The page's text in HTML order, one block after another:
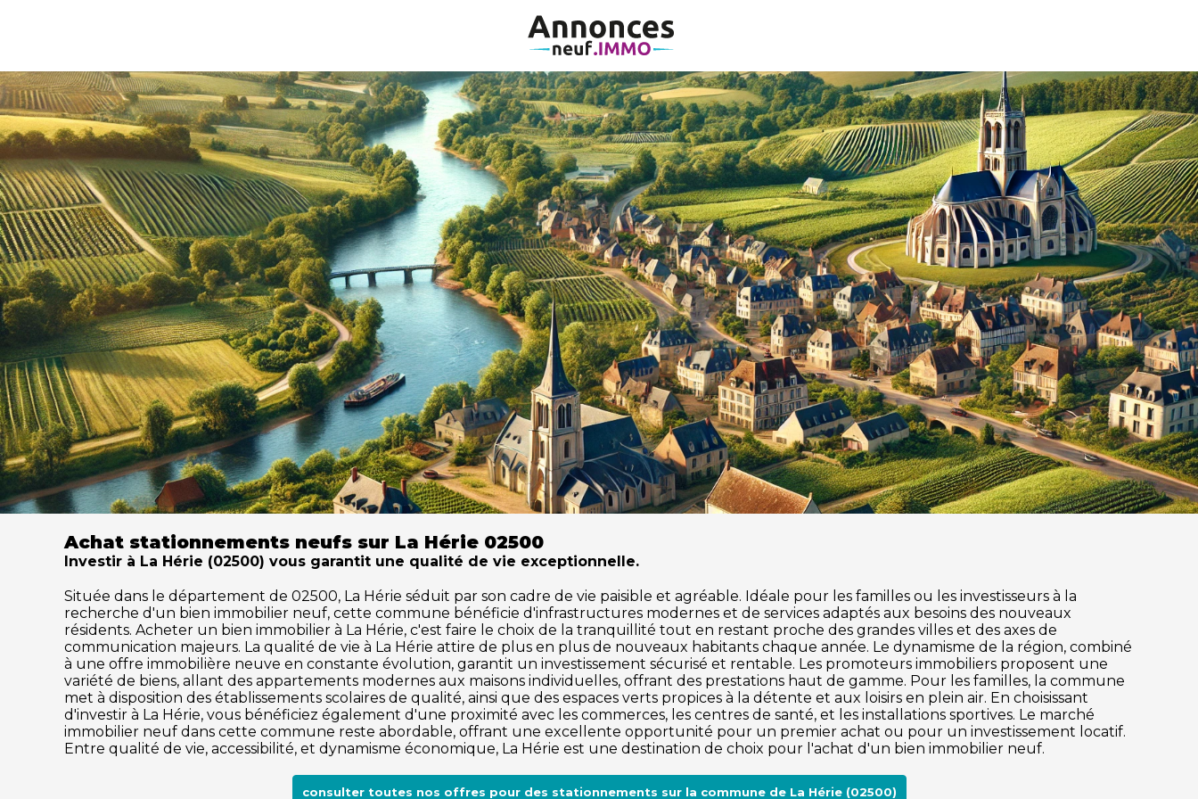
Achat stationnements neufs sur La Hérie 02500
Investir à La Hérie (02500) vous garantit une qualité de vie exceptionnelle.
Située dans le département de 02500, La Hérie séduit par son cadre de vie paisible et agréable. Idéale pour les familles ou les investisseurs à la
recherche d'un bien immobilier neuf, cette commune bénéficie d'infrastructures modernes et de services adaptés aux besoins des nouveaux
résidents. Acheter un bien immobilier à La Hérie, c'est faire le choix de la tranquillité tout en restant proche des grandes villes et des axes de
communication majeurs. La qualité de vie à La Hérie attire de plus en plus de nouveaux habitants chaque année. Le dynamisme de la région, combiné
à une offre immobilière neuve en constante évolution, garantit un investissement sécurisé et rentable. Les promoteurs immobiliers proposent une
variété de biens, allant des appartements modernes aux maisons individuelles, offrant des prestations haut de gamme. Pour les familles, la commune
met à disposition des établissements scolaires de qualité, ainsi que des espaces verts propices à la détente et aux loisirs en plein air. En choisissant
d'investir à La Hérie, vous bénéficiez également d'une proximité avec les commerces, les centres de santé, et les installations sportives. Le marché
immobilier neuf dans cette commune reste abordable, offrant une excellente opportunité pour un premier achat ou pour un investissement locatif.
Entre qualité de vie, accessibilité, et dynamisme économique, La Hérie est une destination de choix pour l'achat d'un bien immobilier neuf.
consulter toutes nos offres pour des stationnements sur la commune de La Hérie (02500)